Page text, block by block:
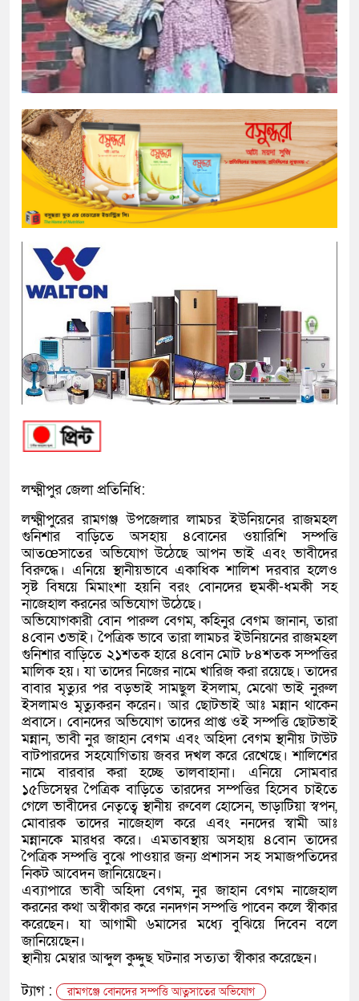
লক্ষ্মীপুর জেলা প্রতিনিধি:
লক্ষ্মীপুরের রামগঞ্জ উপজেলার লামচর ইউনিয়নের রাজমহল
গুনিশার বাড়িতে অসহায় ৪বোনের ওয়ারিশি সম্পত্তি
আতœসাতের অভিযোগ উঠেছে আপন ভাই এবং ভাবীদের
বিরুদ্ধে। এনিয়ে স্থানীয়ভাবে একাধিক শালিশ দরবার হলেও
সৃষ্ট বিষয়ে মিমাংশা হয়নি বরং বোনদের হুমকী-ধমকী সহ
নাজেহাল করনের অভিযোগ উঠেছে।
অভিযোগকারী বোন পারুল বেগম, কহিনুর বেগম জানান, তারা
৪বোন ৩ভাই। পৈত্রিক ভাবে তারা লামচর ইউনিয়নের রাজমহল
গুনিশার বাড়িতে ২১শতক হারে ৪বোন মোট ৮৪শতক সম্পত্তির
মালিক হয়। যা তাদের নিজের নামে খারিজ করা রয়েছে। তাদের
বাবার মৃত্যুর পর বড়ভাই সামছুল ইসলাম, মেঝো ভাই নুরুল
ইসলামও মৃত্যুকরন করেন। আর ছোটভাই আঃ মন্নান থাকেন
প্রবাসে। বোনদের অভিযোগ তাদের প্রাপ্ত ওই সম্পত্তি ছোটভাই
মন্নান, ভাবী নুর জাহান বেগম এবং অহিদা বেগম স্থানীয় টাউট
বাটপারদের সহযোগিতায় জবর দখল করে রেখেছে। শালিশের
নামে বারবার করা হচ্ছে তালবাহানা। এনিয়ে সোমবার
১৫ডিসেম্বর পৈত্রিক বাড়িতে তারদের সম্পত্তির হিসেব চাইতে
গেলে ভাবীদের নেতৃত্বে স্থানীয় রুবেল হোসেন, ভাড়াটিয়া স্বপন,
মোবারক তাদের নাজেহাল করে এবং ননদের স্বামী আঃ
মন্নানকে মারধর করে। এমতাবস্থায় অসহায় ৪বোন তাদের
পৈত্রিক সম্পত্তি বুঝে পাওয়ার জন্য প্রশাসন সহ সমাজপতিদের
নিকট আবেদন জানিয়েছেন।
এব্যাপারে ভাবী অহিদা বেগম, নুর জাহান বেগম নাজেহাল
করনের কথা অস্বীকার করে ননদগন সম্পত্তি পাবেন কলে স্বীকার
করেছেন। যা আগামী ৬মাসের মধ্যে বুঝিয়ে দিবেন বলে
জানিয়েছেন।
স্থানীয় মেম্বার আব্দুল কুদ্দুছ ঘটনার সত্যতা স্বীকার করেছেন।
ট্যাগ :
রামগঞ্জে বোনদের সম্পত্তি আত্নসাতের অভিযোগ